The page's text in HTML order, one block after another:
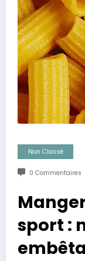
Non Classé
0 Commentaires
sport :